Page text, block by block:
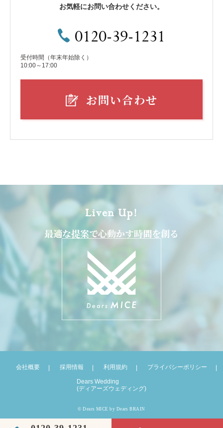
お気軽にお問い合わせください。
0120-39-1231
受付時間（年末年始除く）
10:00～17:00
お問い合わせ
Liven Up!
最適な提案で心動かす時間を創る
会社概要 採用情報 利用規約 プライバシーポリシー
Dears Wedding
(ディアーズウェディング)
© Dears MICE by Dears BRAIN